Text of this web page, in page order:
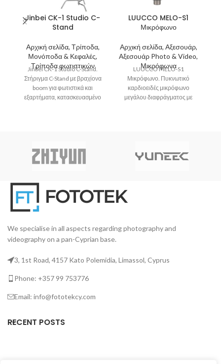
Jinbei CK-1 Studio C-
Stand
Αρχική σελίδα, Τρίποδα,
Μονόποδα & Κεφαλές,
Τρίποδα φωτιστικών
Jinbei CK-1 Studio C-Stand.
Στήριγμα C-Stand με βραχίονα
boom για φωτιστικά και
εξαρτήματα, κατασκευασμένο
LUUCCO MELO-S1
Μικρόφωνο
Αρχική σελίδα, Αξεσουάρ,
Αξεσουάρ Photo & Video,
Μικρόφωνα
LUUCCO MELO-S1
Μικρόφωνο. Πυκνωτικό
καρδιοειδές μικρόφωνο
μεγάλου διαφράγματος με
We specialise in all aspects regarding photography and
videography on a pan-Cyprian base.
3, 1st Road, 4157 Kato Polemidia, Limassol, Cyprus
Phone: +357 99 753776
Email: info@fototekcy.com
RECENT POSTS